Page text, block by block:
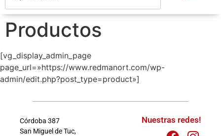
Productos
[vg_display_admin_page
page_url=»https://www.redmanort.com/wp-
admin/edit.php?post_type=product»]
Córdoba 387
San Miguel de Tuc,
Nuestras redes!